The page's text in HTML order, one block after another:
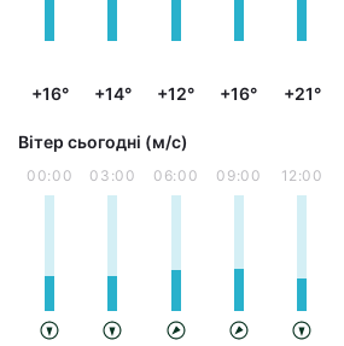
+16° +14° +12° +16° +21°
Вітер сьогодні (м/с)
00:00 03:00 06:00 09:00 12:00